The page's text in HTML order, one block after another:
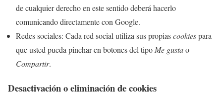
de cualquier derecho en este sentido deberá hacerlo
comunicando directamente con Google.
Redes sociales: Cada red social utiliza sus propiascookiespara
que usted pueda pinchar en botones del tipoMe gustao
Compartir.
Desactivación o eliminación de cookies